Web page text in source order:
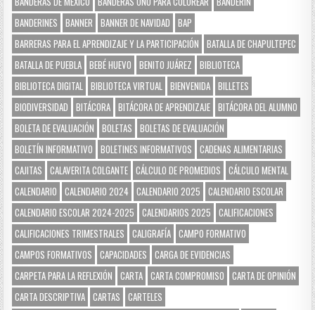
BANDERINES
BANNER BANNER DE NAVIDAD
BAP
BARRERAS PARA EL APRENDIZAJE Y LA PARTICIPACIÓN
BATALLA DE CHAPULTEPEC
BATALLA DE PUEBLA BEBÉ HUEVO BENITO JUÁREZ
BIBLIOTECA
BIBLIOTECA DIGITAL BIBLIOTECA VIRTUAL BIENVENIDA BILLETES
BIODIVERSIDAD
BITÁCORA BITÁCORA DE APRENDIZAJE BITÁCORA DEL ALUMNO
BOLETA DE EVALUACIÓN
BOLETAS
BOLETAS DE EVALUACIÓN
BOLETÍN INFORMATIVO
BOLETINES INFORMATIVOS
CADENAS ALIMENTARIAS
CAJITAS
CALAVERITA COLGANTE CÁLCULO DE PROMEDIOS
CÁLCULO MENTAL
CALENDARIO
CALENDARIO 2024 CALENDARIO 2025
CALENDARIO ESCOLAR
CALENDARIO ESCOLAR 2024-2025
CALENDARIOS 2025
CALIFICACIONES
CALIFICACIONES TRIMESTRALES
CALIGRAFÍA CAMPO FORMATIVO
CAMPOS FORMATIVOS
CAPACIDADES
CARGA DE EVIDENCIAS
CARPETA PARA LA REFLEXIÓN
CARTA CARTA COMPROMISO
CARTA DE OPINIÓN
CARTA DESCRIPTIVA CARTAS
CARTELES